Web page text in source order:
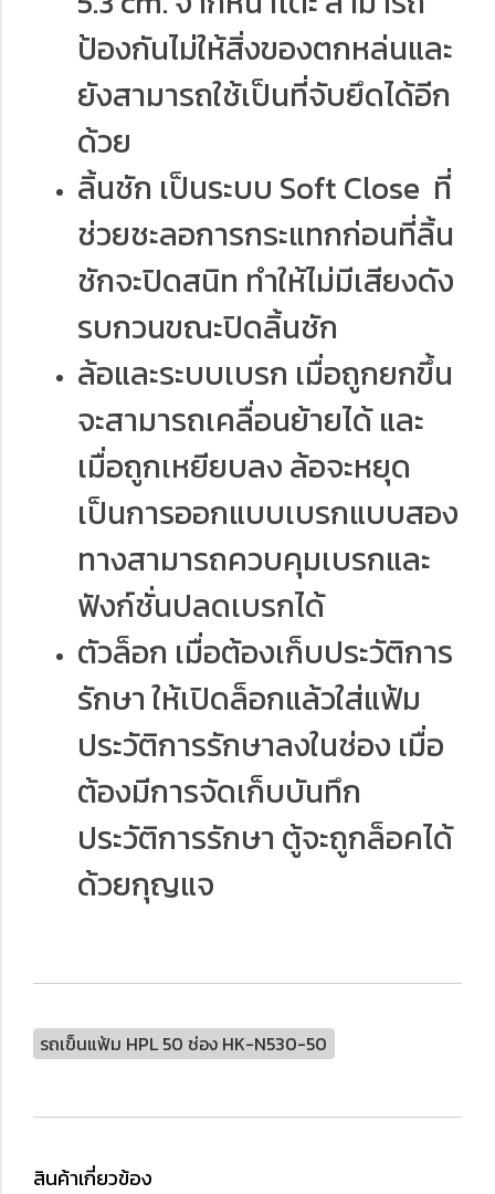
ป้องกันไม่ให้สิ่งของตกหล่นและ
ยังสามารถใช้เป็นที่จับยึดได้อีก
ด้วย
ลิ้นชัก เป็นระบบ Soft Close ที่
ช่วยชะลอการกระแทกก่อนที่ลิ้น
ชักจะปิดสนิท ทำให้ไม่มีเสียงดัง
รบกวนขณะปิดลิ้นชัก
ล้อและระบบเบรก เมื่อถูกยกขึ้น
จะสามารถเคลื่อนย้ายได้ และ
เมื่อถูกเหยียบลง ล้อจะหยุด
เป็นการออกแบบเบรกแบบสอง
ทางสามารถควบคุมเบรกและ
ฟังก์ชั่นปลดเบรกได้
ตัวล็อก เมื่อต้องเก็บประวัติการ
รักษา ให้เปิดล็อกแล้วใส่แฟ้ม
ประวัติการรักษาลงในช่อง เมื่อ
ต้องมีการจัดเก็บบันทึก
ประวัติการรักษา ตู้จะถูกล็อคได้
ด้วยกุญแจ
รถเข็นแฟ้ม HPL 50 ช่อง HK-N530-50
สินค้าเกี่ยวข้อง